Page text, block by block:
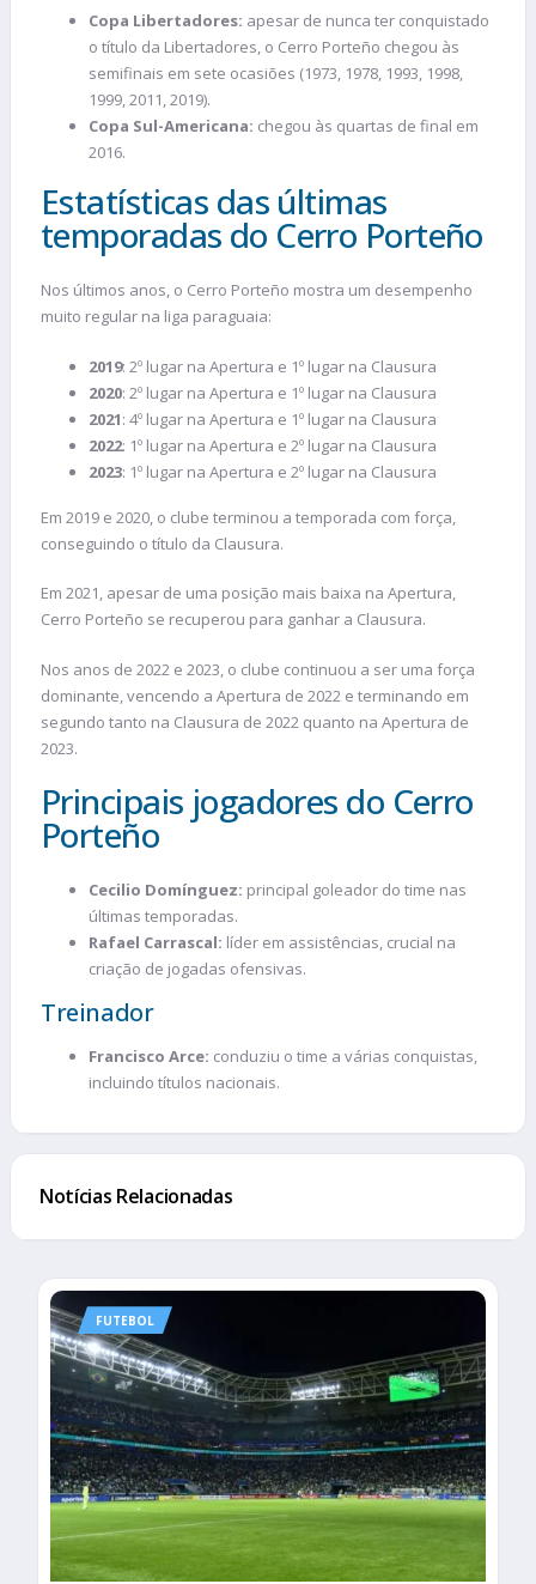
Copa Libertadores: apesar de nunca ter conquistado
o título da Libertadores, o Cerro Porteño chegou às
semifinais em sete ocasiões (1973, 1978, 1993, 1998,
1999, 2011, 2019).
Copa Sul-Americana: chegou às quartas de final em
2016.
Estatísticas das últimas
temporadas do Cerro Porteño
Nos últimos anos, o Cerro Porteño mostra um desempenho
muito regular na liga paraguaia:
2019: 2º lugar na Apertura e 1º lugar na Clausura
2020: 2º lugar na Apertura e 1º lugar na Clausura
2021: 4º lugar na Apertura e 1º lugar na Clausura
2022: 1º lugar na Apertura e 2º lugar na Clausura
2023: 1º lugar na Apertura e 2º lugar na Clausura
Em 2019 e 2020, o clube terminou a temporada com força,
conseguindo o título da Clausura.
Em 2021, apesar de uma posição mais baixa na Apertura,
Cerro Porteño se recuperou para ganhar a Clausura.
Nos anos de 2022 e 2023, o clube continuou a ser uma força
dominante, vencendo a Apertura de 2022 e terminando em
segundo tanto na Clausura de 2022 quanto na Apertura de
2023.
Principais jogadores do Cerro
Porteño
Cecilio Domínguez: principal goleador do time nas
últimas temporadas.
Rafael Carrascal: líder em assistências, crucial na
criação de jogadas ofensivas.
Treinador
Francisco Arce: conduziu o time a várias conquistas,
incluindo títulos nacionais.
Notícias Relacionadas
FUTEBOL